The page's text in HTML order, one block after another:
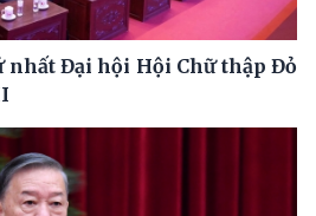
Đại hội Hội Chữ thập Đỏ